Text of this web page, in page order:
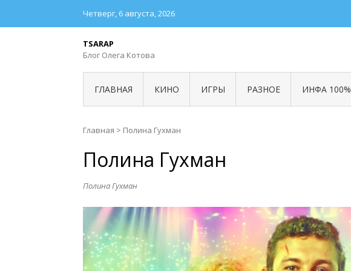
Четверг, 6 августа, 2026
TSARAP
Блог Олега Котова
ГЛАВНАЯ КИНО ИГРЫ РАЗНОЕ ИНФА 100%
Главная > Полина Гухман
Полина Гухман
Полина Гухман